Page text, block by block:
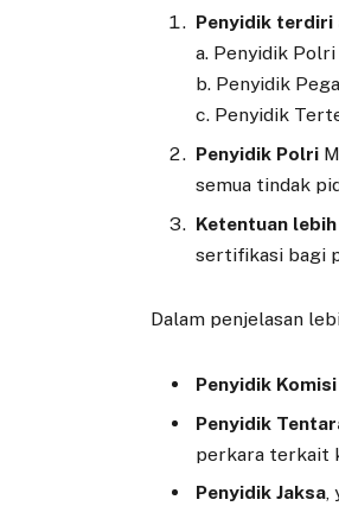
Penyidik terdiri
a. Penyidik Polri
b. Penyidik
c. Penyidik
Penyidik Polri
semua tindak
Ketentuan
sertifikasi bagi
Dalam penjelasan
Penyidik
Penyidik
perkara terkait
Penyidik Jaksa,